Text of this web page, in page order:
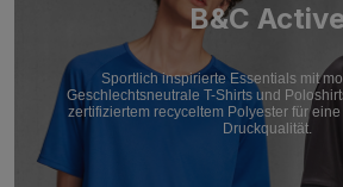
B&C
Sportlich inspirierte Essentials mit
Geschlechtsneutrale T-Shirts und
zertifiziertem recyceltem Polyester für
Druckqualität.